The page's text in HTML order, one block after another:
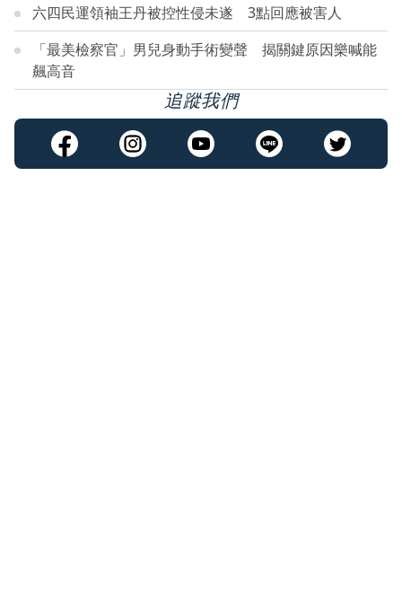
六四民運領袖王丹被控性侵未遂 3點回應被害人
「最美檢察官」男兒身動手術變聲 揭關鍵原因樂喊能
飆高音
追蹤我們